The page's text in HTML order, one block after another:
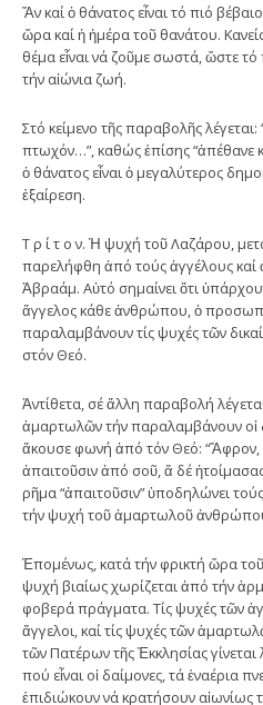
Ἄν καί ὁ θάνατος εἶναι τό πιό
ὥρα καί ἡ ἡμέρα τοῦ θανάτου.
θέμα εἶναι νά ζοῦμε σωστά, ὥστε
τήν αἰώνια ζωή.
Στό κείμενο τῆς παραβολῆς λέγεται:
πτωχόν…”, καθώς ἐπίσης “ἀπέθανε
ὁ θάνατος εἶναι ὁ μεγαλύτερος
ἐξαίρεση.
Τ ρ ί τ ο ν. Ἡ ψυχή τοῦ Λαζάρου,
παρελήφθη ἀπό τούς ἀγγέλους
Ἀβραάμ. Αὐτό σημαίνει ὅτι
ἄγγελος κάθε ἀνθρώπου, ὁ
παραλαμβάνουν τίς ψυχές τῶν
στόν Θεό.
Ἀντίθετα, σέ ἄλλη παραβολή
ἁμαρτωλῶν τήν παραλαμβάνουν
ἄκουσε φωνή ἀπό τόν Θεό: “Ἄφρον,
ἀπαιτοῦσιν ἀπό σοῦ, ἅ δέ ἡτοίμασας
ρῆμα “ἀπαιτοῦσιν” ὑποδηλώνει
τήν ψυχή τοῦ ἁμαρτωλοῦ
Ἑπομένως, κατά τήν φρικτή ὥρα
ψυχή βιαίως χωρίζεται ἀπό τήν
φοβερά πράγματα. Τίς ψυχές τῶν
ἄγγελοι, καί τίς ψυχές τῶν
τῶν Πατέρων τῆς Ἐκκλησίας
πού εἶναι οἱ δαίμονες, τά ἐναέρια
ἐπιδιώκουν νά κρατήσουν